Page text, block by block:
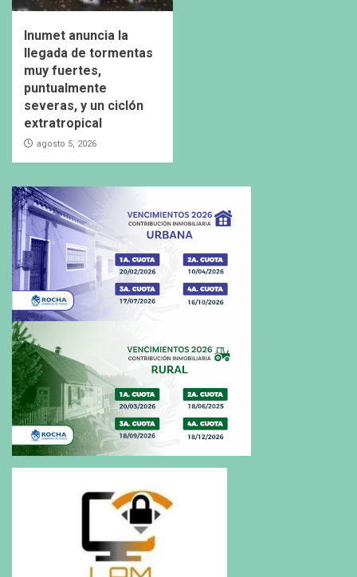
Inumet anuncia la
llegada de tormentas
muy fuertes,
puntualmente
severas, y un ciclón
extratropical
agosto 5, 2026